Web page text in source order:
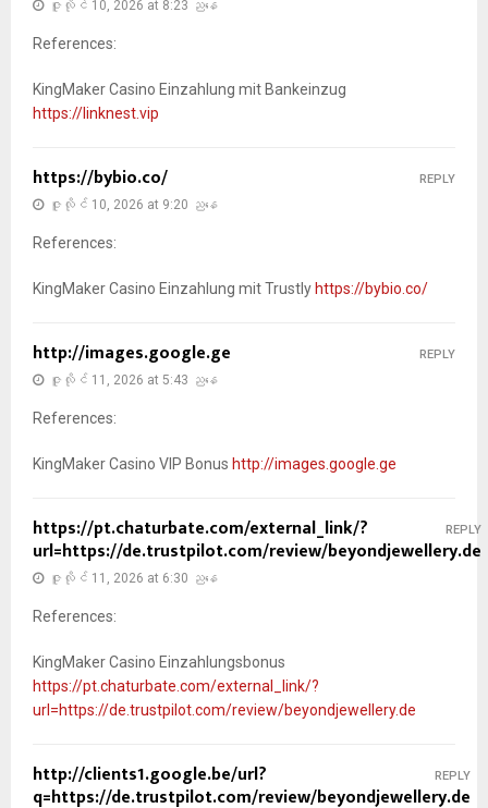
ဇူလိုင် 10, 2026 at 8:23 ညနေ
References:
KingMaker Casino Einzahlung mit Bankeinzug
https://linknest.vip
https://bybio.co/
ဇူလိုင် 10, 2026 at 9:20 ညနေ
References:
KingMaker Casino Einzahlung mit Trustly https://bybio.co/
REPLY
http://images.google.ge
ဇူလိုင် 11, 2026 at 5:43 ညနေ
References:
KingMaker Casino VIP Bonus http://images.google.ge
REPLY
https://pt.chaturbate.com/external_link/?
url=https://de.trustpilot.com/review/beyondjewellery.de
ဇူလိုင် 11, 2026 at 6:30 ညနေ
References:
KingMaker Casino Einzahlungsbonus
https://pt.chaturbate.com/external_link/?
url=https://de.trustpilot.com/review/beyondjewellery.de
REPLY
http://clients1.google.be/url?
q=https://de.trustpilot.com/review/beyondjewellery.de
REPLY